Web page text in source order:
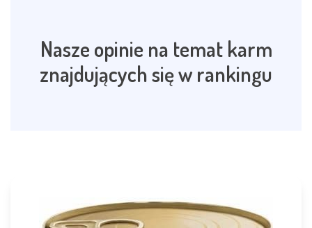
Nasze opinie na temat karm
znajdujących się w rankingu